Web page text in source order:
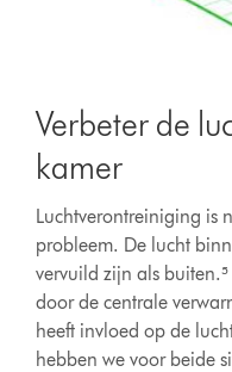
Verbeter de
kamer
Luchtverontreiniging is
probleem. De lucht
vervuild zijn als
door de centrale
heeft invloed op de
hebben we voor beide